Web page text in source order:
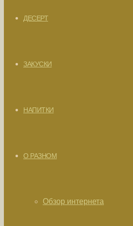
ДЕСЕРТ
ЗАКУСКИ
НАПИТКИ
О РАЗНОМ
Обзор интернета